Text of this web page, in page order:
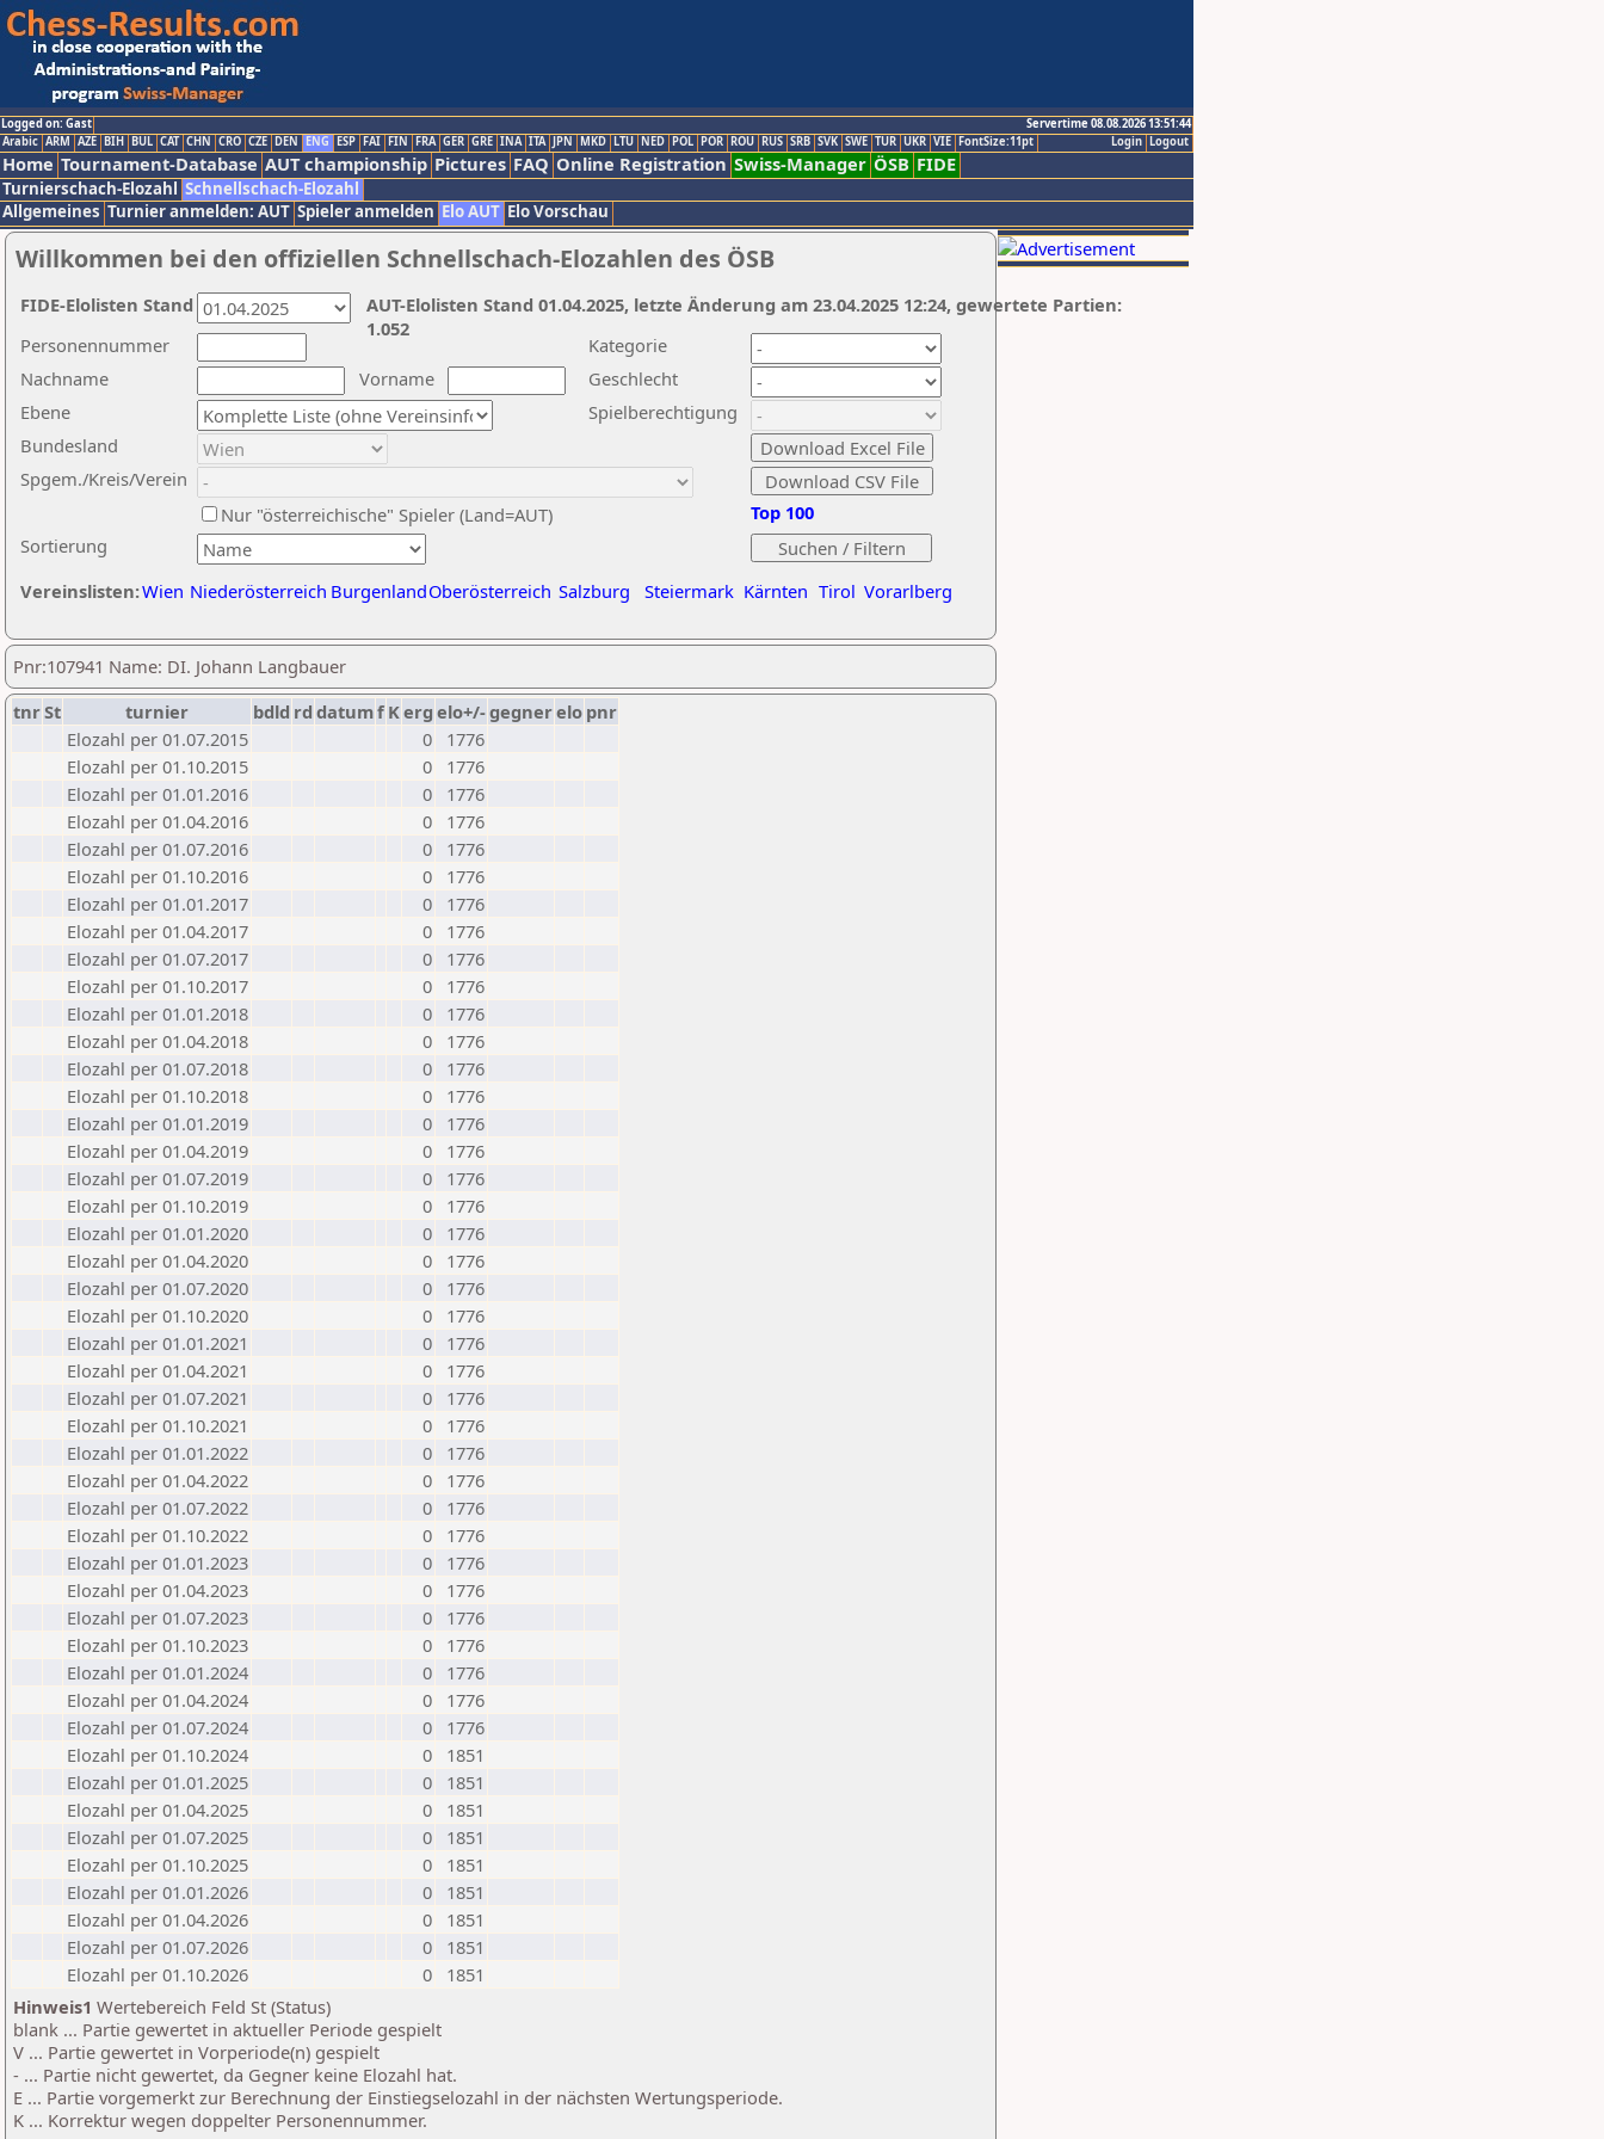
Logged on: Gast
Servertime 08.08.2026 13:51:44
Logout
Login
Arabic ARM AZE BIH BUL CAT CHN CRO CZE DEN ENG ESP FAI FIN FRA GER GRE INA ITA JPN MKD LTU NED POL POR ROU RUS SRB SVK SWE TUR UKR VIE FontSize:11pt
Home Tournament-Database AUT championship Pictures FAQ Online Registration Swiss-Manager ÖSB FIDE
Turnierschach-Elozahl Schnellschach-Elozahl
Allgemeines Turnier anmelden: AUT Spieler anmelden Elo AUT Elo Vorschau
Willkommen bei den offiziellen Schnellschach-Elozahlen des ÖSB
Nachname
Vorname
Ebene
Kategorie
Sortierung
Personennummer
Bundesland
Spgem./Kreis/Verein
Geschlecht
Nur "österreichische" Spieler (Land=AUT)
Spielberechtigung
Vereinslisten:Wien Niederösterreich BurgenlandOberösterreich Salzburg Steiermark Kärnten Tirol Vorarlberg
Top 100
AUT-Elolisten Stand 01.04.2025, letzte Änderung am 23.04.2025 12:24, gewertete Partien:
1.052
FIDE-Elolisten Stand
Pnr:107941 Name: DI. Johann Langbauer
tnrSt turnier bdld rd datumf Kerg elo+/-gegnerelo pnr
Elozahl per 01.07.2015
0
1776
Elozahl per 01.10.2015
0
1776
Elozahl per 01.01.2016
0
1776
Elozahl per 01.04.2016
0
1776
Elozahl per 01.07.2016
0
1776
Elozahl per 01.10.2016
0
1776
Elozahl per 01.01.2017
0
1776
Elozahl per 01.04.2017
0
1776
Elozahl per 01.07.2017
0
1776
Elozahl per 01.10.2017
0
1776
Elozahl per 01.01.2018
0
1776
Elozahl per 01.04.2018
0
1776
Elozahl per 01.07.2018
0
1776
Elozahl per 01.10.2018
0
1776
Elozahl per 01.01.2019
0
1776
Elozahl per 01.04.2019
0
1776
Elozahl per 01.07.2019
0
1776
Elozahl per 01.10.2019
0
1776
Elozahl per 01.01.2020
0
1776
Elozahl per 01.04.2020
0
1776
Elozahl per 01.07.2020
0
1776
Elozahl per 01.10.2020
0
1776
Elozahl per 01.01.2021
0
1776
Elozahl per 01.04.2021
0
1776
Elozahl per 01.07.2021
0
1776
Elozahl per 01.10.2021
0
1776
Elozahl per 01.01.2022
0
1776
Elozahl per 01.04.2022
0
1776
Elozahl per 01.07.2022
0
1776
Elozahl per 01.10.2022
0
1776
Elozahl per 01.01.2023
0
1776
Elozahl per 01.04.2023
0
1776
Elozahl per 01.07.2023
0
1776
Elozahl per 01.10.2023
0
1776
Elozahl per 01.01.2024
0
1776
Elozahl per 01.04.2024
0
1776
Elozahl per 01.07.2024
0
1776
Elozahl per 01.10.2024
0
1851
Elozahl per 01.01.2025
0
1851
Elozahl per 01.04.2025
0
1851
Elozahl per 01.07.2025
0
1851
Elozahl per 01.10.2025
0
1851
Elozahl per 01.01.2026
0
1851
Elozahl per 01.04.2026
0
1851
Elozahl per 01.07.2026
0
1851
Elozahl per 01.10.2026
0
1851
Hinweis1 Wertebereich Feld St (Status)
blank ... Partie gewertet in aktueller Periode gespielt
V ... Partie gewertet in Vorperiode(n) gespielt
- ... Partie nicht gewertet, da Gegner keine Elozahl hat.
E ... Partie vorgemerkt zur Berechnung der Einstiegselozahl in der nächsten Wertungsperiode.
K ... Korrektur wegen doppelter Personennummer.